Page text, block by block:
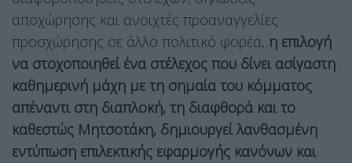
αποχώρησης και ανοιχτές προαναγγελίες
προσχώρησης σε άλλο πολιτικό φορέα, η επιλογή
να στοχοποιηθεί ένα στέλεχος που δίνει ασίγαστη
καθημερινή μάχη με τη σημαία του κόμματος
απέναντι στη διαπλοκή, τη διαφθορά και το
καθεστώς Μητσοτάκη, δημιουργεί λανθασμένη
εντύπωση επιλεκτικής εφαρμογής κανόνων και